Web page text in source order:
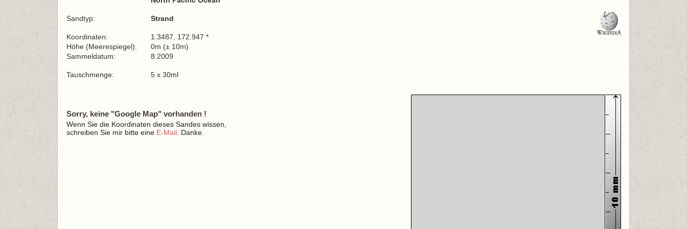
Sandtyp: Strand
Koordinaten:
1.3487, 172.947 *
Höhe (Meerespiegel):
0m (± 10m)
Sammeldatum:
8.2009
Tauschmenge: 5 x 30ml
Sorry, keine "Google Map" vorhanden !
Wenn Sie die Koordinaten dieses Sandes wissen,
schreiben Sie mir bitte eine E-Mail . Danke.